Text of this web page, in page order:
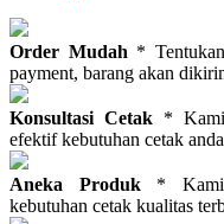
Order Mudah *
payment, barang akan
Konsultasi Cetak* Kami
efektif kebutuhan cetak anda
Aneka Produk * Kami
kebutuhan cetak kualitas